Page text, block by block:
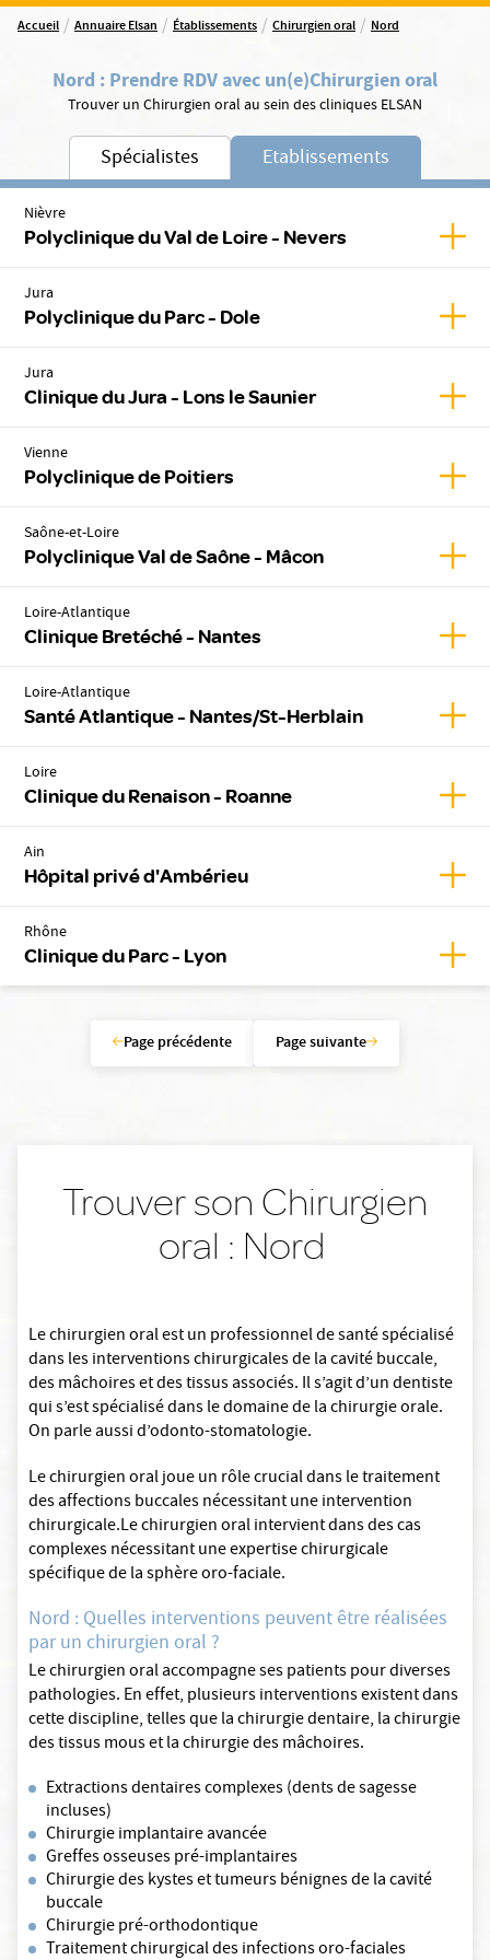
Accueil / Annuaire Elsan / Établissements / Chirurgien oral / Nord
Nord : Prendre RDV avec un(e)Chirurgien oral
Trouver un Chirurgien oral au sein des cliniques ELSAN
Spécialistes Etablissements
Nièvre
Polyclinique du Val de Loire - Nevers
Jura
Polyclinique du Parc - Dole
Jura
Clinique du Jura - Lons le Saunier
Vienne
Polyclinique de Poitiers
Saône-et-Loire
Polyclinique Val de Saône - Mâcon
Loire-Atlantique
Clinique Bretéché - Nantes
Loire-Atlantique
Santé Atlantique - Nantes/St-Herblain
Loire
Clinique du Renaison - Roanne
Ain
Hôpital privé d'Ambérieu
Rhône
Clinique du Parc - Lyon
Page précédente Page suivante
Trouver son Chirurgien
oral : Nord
Le chirurgien oral est un professionnel de santé spécialisé
dans les interventions chirurgicales de la cavité buccale,
des mâchoires et des tissus associés. Il s’agit d’un dentiste
qui s’est spécialisé dans le domaine de la chirurgie orale.
On parle aussi d’odonto-stomatologie.
Le chirurgien oral joue un rôle crucial dans le traitement
des affections buccales nécessitant une intervention
chirurgicale.Le chirurgien oral intervient dans des cas
complexes nécessitant une expertise chirurgicale
spécifique de la sphère oro-faciale.
Nord : Quelles interventions peuvent être réalisées
par un chirurgien oral ?
Le chirurgien oral accompagne ses patients pour diverses
pathologies. En effet, plusieurs interventions existent dans
cette discipline, telles que la chirurgie dentaire, la chirurgie
des tissus mous et la chirurgie des mâchoires.
Extractions dentaires complexes (dents de sagesse
incluses)
Chirurgie implantaire avancée
Greffes osseuses pré-implantaires
Chirurgie des kystes et tumeurs bénignes de la cavité
buccale
Chirurgie pré-orthodontique
Traitement chirurgical des infections oro-faciales